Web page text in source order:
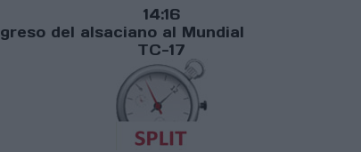
14:16
del alsaciano al Mundial
TC-17